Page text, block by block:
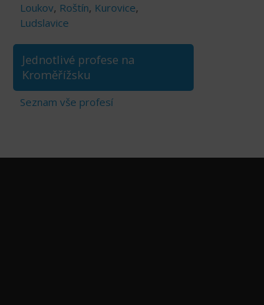
Loukov, Roštín, Kurovice,
Ludslavice
Jednotlivé profese na
Kroměřížsku
Seznam vše profesí